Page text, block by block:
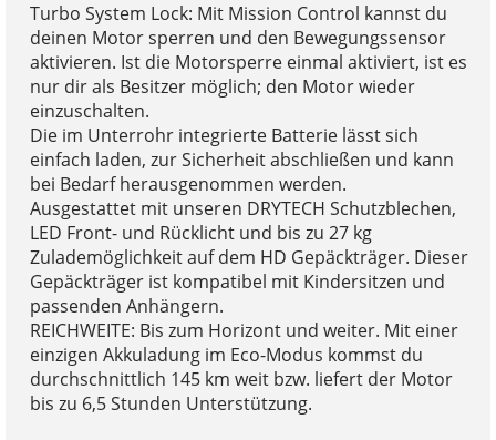
Turbo System Lock: Mit Mission Control kannst du
deinen Motor sperren und den Bewegungssensor
aktivieren. Ist die Motorsperre einmal aktiviert, ist es
nur dir als Besitzer möglich; den Motor wieder
einzuschalten.
Die im Unterrohr integrierte Batterie lässt sich
einfach laden, zur Sicherheit abschließen und kann
bei Bedarf herausgenommen werden.
Ausgestattet mit unseren DRYTECH Schutzblechen,
LED Front- und Rücklicht und bis zu 27 kg
Zulademöglichkeit auf dem HD Gepäckträger. Dieser
Gepäckträger ist kompatibel mit Kindersitzen und
passenden Anhängern.
REICHWEITE: Bis zum Horizont und weiter. Mit einer
einzigen Akkuladung im Eco-Modus kommst du
durchschnittlich 145 km weit bzw. liefert der Motor
bis zu 6,5 Stunden Unterstützung.